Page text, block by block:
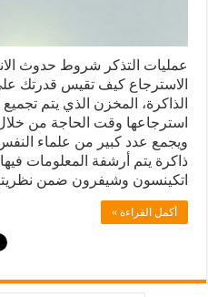
عمليات التذكر شروط حدوث
الاسترجاع كيف تقيس قدرتك
الذاكرة، المخزن الذي يتم
استرجاعها وقت الحاجة من
ويجمع عدد كبير من علماء
ذاكرة يتم أرشفة المعلومات
اتكينسون وشيفرون ضمن
أكمل القراءة »